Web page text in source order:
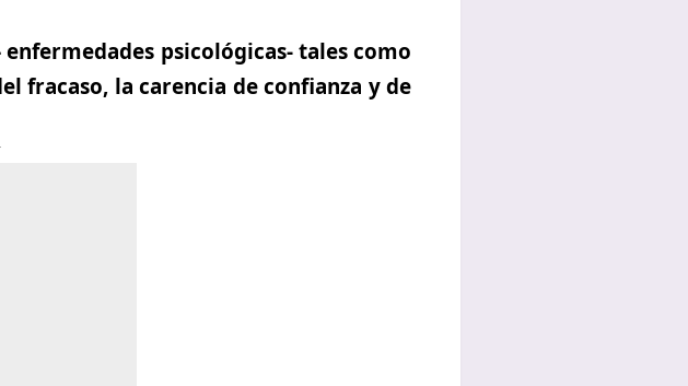
psicológicas- tales como
fracaso, la carencia de confianza y de